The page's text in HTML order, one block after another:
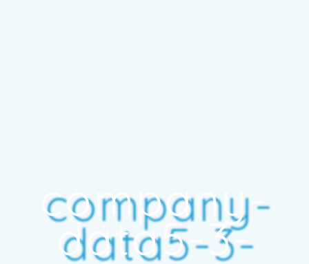
company-
data5-3-